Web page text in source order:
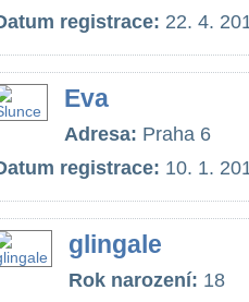
registrace: 22. 4.
Eva
Adresa: Praha 6
registrace: 10. 1.
glingale
Rok narození: 18